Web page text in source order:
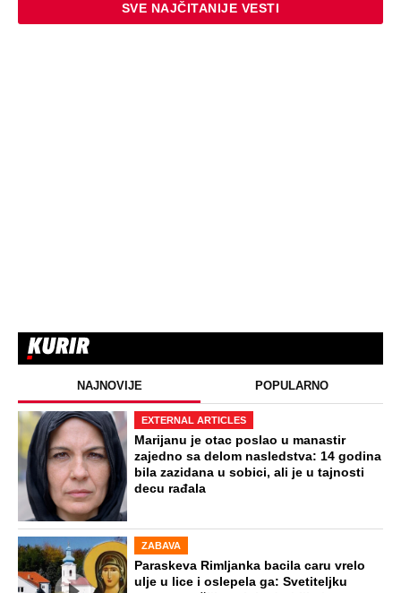
SVE NAJČITANIJE VESTI
NAJNOVIJE POPULARNO
EXTERNAL ARTICLES
Marijanu je otac poslao u manastir
zajedno sa delom nasledstva: 14 godina
bila zazidana u sobici, ali je u tajnosti
decu rađala
ZABAVA
Paraskeva Rimljanka bacila caru vrelo
ulje u lice i oslepela ga: Svetiteljku